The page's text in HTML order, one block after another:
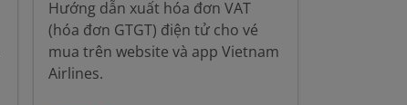
Hướng dẫn xuất hóa đơn VAT
(hóa đơn GTGT) điện tử cho vé
mua trên website và app Vietnam
Airlines.